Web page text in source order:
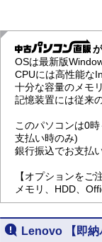
OSは最新版
CPUには高性能な
十分な容量のメモ
記憶装置には従来
このパソコンは0
支払い時のみ)
銀行振込でお支払
【オプションをご
メモリ、HDD、
Lenovo 【即